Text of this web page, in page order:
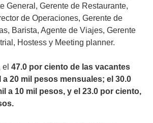
General, Gerente de Restaurante,
de Operaciones, Gerente de
Barista, Agente de Viajes, Gerente
Hostess y Meeting planner.
47.0 por ciento de las vacantes
20 mil pesos mensuales; el 30.0
a 10 mil pesos, y el 23.0 por ciento,